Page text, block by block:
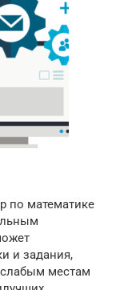
по математике
и задания,
местам